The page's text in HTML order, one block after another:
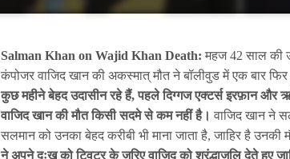
Salman Khan on Wajid Khan Death: महज 42 साल की
कंपोजर वाजिद खान की अकस्मात् मौत ने बॉलीवुड में एक बार
कुछ महीने बेहद उदासीन रहे हैं, पहले दिग्गज एक्टर्स इरफ़ान
वाजिद खान की मौत किसी सदमे से कम नहीं है। वाजिद खान ने
सलमान को उनका बेहद करीबी भी माना जाता है, जाहिर है
ने अपने दुःख को ट्विटर के जरिए वाजिद को श्रंद्धाजलि देते हुए